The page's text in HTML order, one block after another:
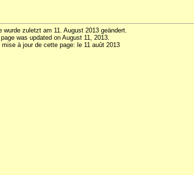
wurde zuletzt am 11. August 2013 geändert.
was updated on August 11, 2013.
mise à jour de cette page: le 11 auût 2013